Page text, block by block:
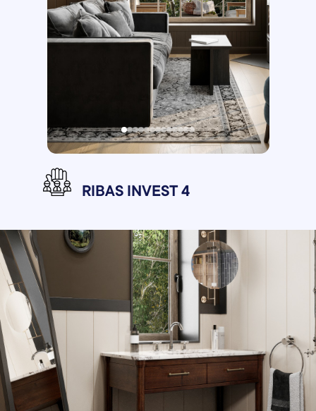
RIBAS INVEST 4